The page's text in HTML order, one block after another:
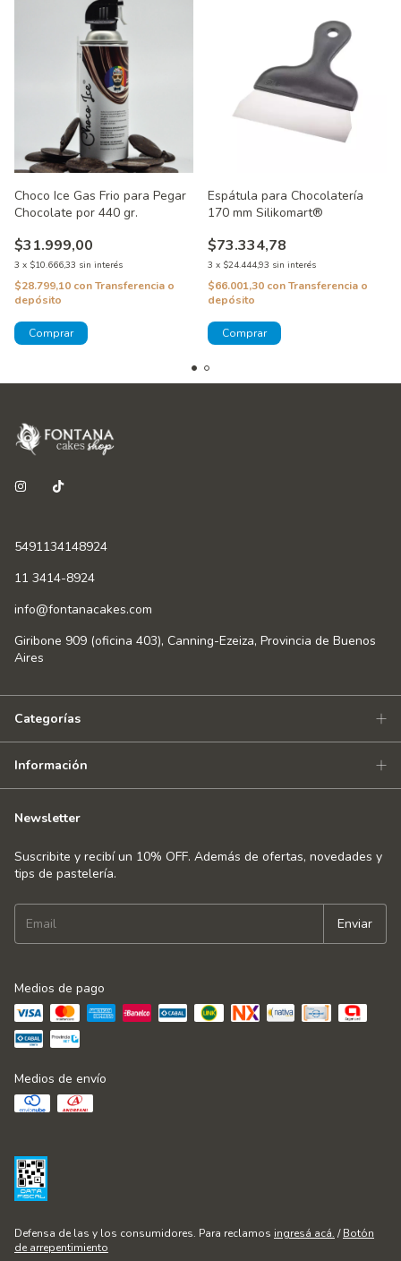
Choco Ice Gas Frio para Pegar
Chocolate por 440 gr.
$31.999,00
3 x $10.666,33 sin interés
$28.799,10 conTransferencia o
depósito
Espátula para Chocolatería
170 mm Silikomart®
$73.334,78
3 x $24.444,93 sin interés
$66.001,30 conTransferencia o
depósito
5491134148924
11 3414-8924
info@fontanacakes.com
Giribone 909 (oficina 403), Canning-Ezeiza, Provincia de Buenos
Aires
Categorías
Información
Newsletter
Suscribite y recibí un 10% OFF. Además de ofertas, novedades y
tips de pastelería.
Medios de pago
Medios de envío
Defensa de las y los consumidores. Para reclamos ingresá acá. / Botón
de arrepentimiento